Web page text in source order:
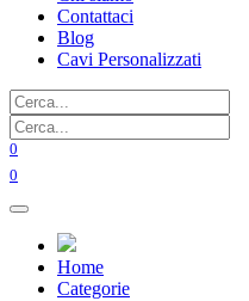
Contattaci
Blog
Cavi Personalizzati
0
0
Home
Categorie